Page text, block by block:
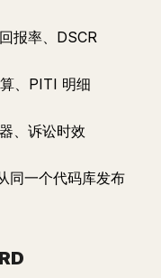
报率、DSCR
、PITI 明细
、诉讼时效
同一个代码库发布